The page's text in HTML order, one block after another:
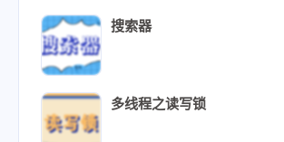
搜索器
多线程之读写锁